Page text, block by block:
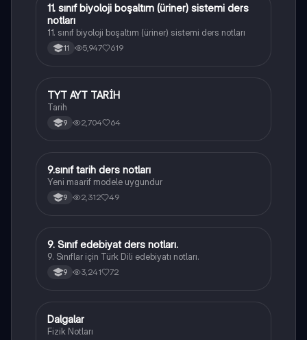
Biyoloji
11. sınıf biyoloji boşaltım (üriner) sistemi ders
notları
11. sınıf biyoloji boşaltım (üriner) sistemi ders notları
11 5,947 619
Tarih
TYT AYT TARİH
Tarih
9 2,704 64
Tarih
9.sınıf tarih ders notları
Yeni maarif modele uygundur
9 2,312 49
Türk Dili ve Edebiyatı
9. Sınıf edebiyat ders notları.
9. Sınıflar için Türk Dili edebiyatı notları.
9 3,241 72
Fizik
Dalgalar
Fizik Notları